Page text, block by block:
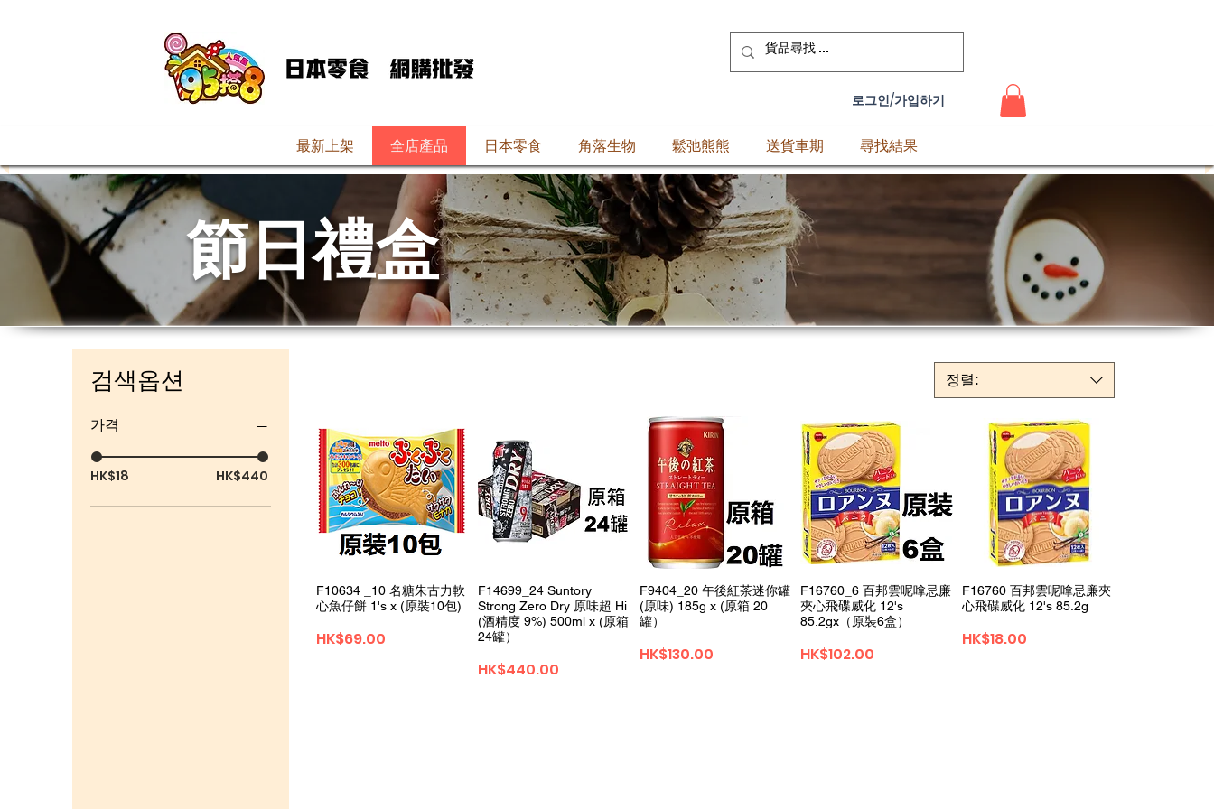
로그인/가입하기
最新上架 全店產品 日本零食 角落生物 鬆弛熊熊 送貨車期 尋找結果
節日禮盒
검색옵션
가격
HK$18 HK$440
정렬:
F10634 _10 名糖朱古力軟
心魚仔餅 1's x (原裝10包)
가격
HK$69.00
F14699_24 Suntory
Strong Zero Dry 原味超 Hi
(酒精度 9%) 500ml x (原箱
24罐）
가격
HK$440.00
F9404_20 午後紅茶迷你罐
(原味) 185g x (原箱 20
罐）
가격
HK$130.00
F16760_6 百邦雲呢嗱忌廉
夾心飛碟威化 12's
85.2gx（原裝6盒）
가격
HK$102.00
F16760 百邦雲呢嗱忌廉夾
心飛碟威化 12's 85.2g
가격
HK$18.00